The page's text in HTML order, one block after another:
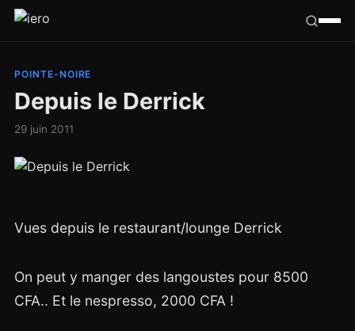
Congo
Hasard
POINTE-NOIRE
Depuis le Derrick
29 juin 2011
Vues depuis le restaurant/lounge Derrick
On peut y manger des langoustes pour 8500
CFA.. Et le nespresso, 2000 CFA !